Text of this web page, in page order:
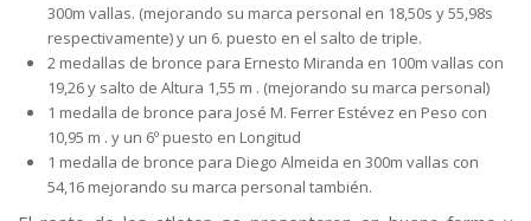
300m vallas. (mejorando su marca personal en 18,50s y 55,98s
respectivamente) y un 6. puesto en el salto de triple.
2 medallas de bronce para Ernesto Miranda en 100m vallas con
19,26 y salto de Altura 1,55 m . (mejorando su marca personal)
1 medalla de bronce para José M. Ferrer Estévez en Peso con
10,95 m . y un 6º puesto en Longitud
1 medalla de bronce para Diego Almeida en 300m vallas con
54,16 mejorando su marca personal también.